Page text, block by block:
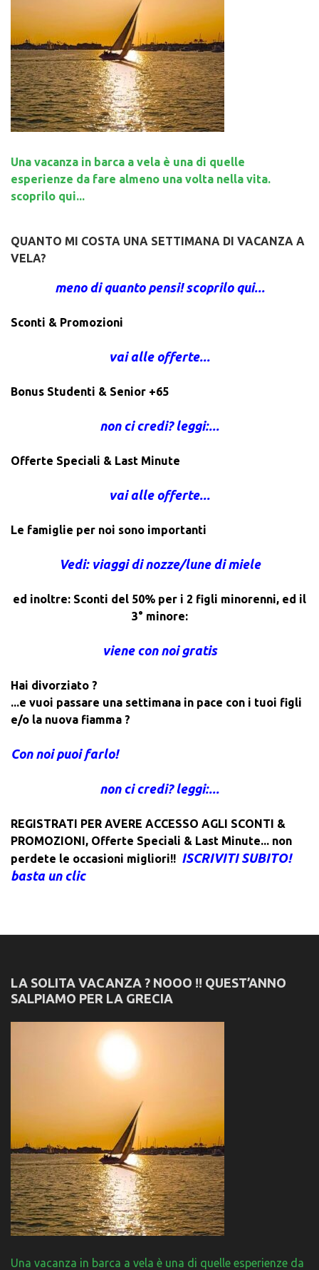
Una vacanza in barca a vela è una di quelle
esperienze da fare almeno una volta nella vita.
scoprilo qui...
QUANTO MI COSTA UNA SETTIMANA DI VACANZA A
VELA?
meno di quanto pensi! scoprilo qui...
Sconti & Promozioni
vai alle offerte...
Bonus Studenti & Senior +65
non ci credi? leggi:...
Offerte Speciali & Last Minute
vai alle offerte...
Le famiglie per noi sono importanti
Vedi: viaggi di nozze/lune di miele
ed inoltre: Sconti del 50% per i 2 figli minorenni, ed il
3° minore:
viene con noi gratis
Hai divorziato ?
...e vuoi passare una settimana in pace con i tuoi figli
e/o la nuova fiamma ?
Con noi puoi farlo!
non ci credi? leggi:...
REGISTRATI PER AVERE ACCESSO AGLI SCONTI &
PROMOZIONI, Offerte Speciali & Last Minute... non
perdete le occasioni migliori!! ISCRIVITI SUBITO!
basta un clic
LA SOLITA VACANZA ? NOOO !! QUEST’ANNO
SALPIAMO PER LA GRECIA
Una vacanza in barca a vela è una di quelle esperienze da